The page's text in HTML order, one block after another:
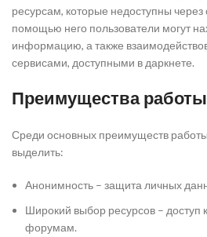
ресурсам, которые недоступны
помощью него пользователи могут
информацию, а также
сервисами, доступными в даркнете.
Преимущества работы
Среди основных преимуществ
выделить:
Анонимность – защита личных
Широкий выбор ресурсов – доступ
форумам.